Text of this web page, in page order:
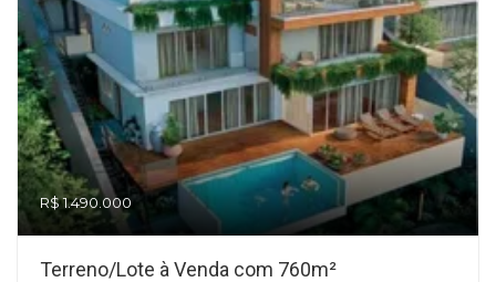
R$ 1.490.000
Terreno/Lote à Venda com 760m²